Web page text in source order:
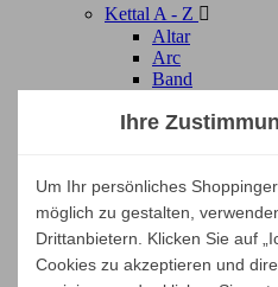
Kettal A - Z 
Altar
Arc
Band
Bitta
Boma
Cala
Cottage
Giro
Il Colonnato
Ihre
Um Ihr persönliches
möglich zu gestalten,
Drittanbietern. Klicken Sie auf
Cookies zu akzeptieren und